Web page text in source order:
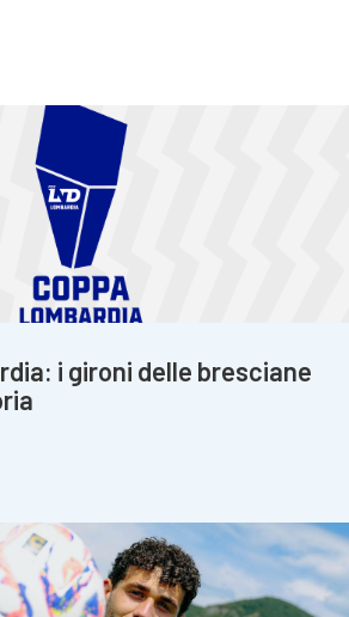
i gironi delle bresciane